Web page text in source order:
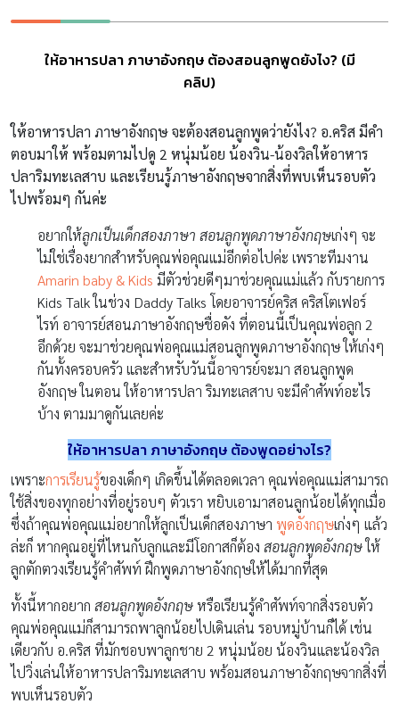
ให้อาหารปลา ภาษาอังกฤษ ต้องสอนลูกพูดยังไง? (มี
คลิป)
ให้อาหารปลา ภาษาอังกฤษ จะต้องสอนลูกพูดว่ายังไง? อ.คริส มีคำ
ตอบมาให้ พร้อมตามไปดู 2 หนุ่มน้อย น้องวิน-น้องวิลให้อาหาร
ปลาริมทะเลสาบ และเรียนรู้ภาษาอังกฤษจากสิ่งที่พบเห็นรอบตัว
ไปพร้อมๆ กันค่ะ
อยากให้ลูกเป็นเด็กสองภาษา สอนลูกพูดภาษาอังกฤษเก่งๆ จะ
ไม่ใช่เรื่องยากสำหรับคุณพ่อคุณแม่อีกต่อไปค่ะ เพราะทีมงาน
Amarin baby & Kids มีตัวช่วยดีๆมาช่วยคุณแม่แล้ว กับรายการ
Kids Talk ในช่วง Daddy Talks โดยอาจารย์คริส คริสโตเฟอร์
ไรท์ อาจารย์สอนภาษาอังกฤษชื่อดัง ที่ตอนนี้เป็นคุณพ่อลูก 2
อีกด้วย จะมาช่วยคุณพ่อคุณแม่สอนลูกพูดภาษาอังกฤษ ให้เก่งๆ
กันทั้งครอบครัว และสำหรับวันนี้อาจารย์จะมา สอนลูกพูด
อังกฤษ ในตอน ให้อาหารปลา ริมทะเลสาบ จะมีคำศัพท์อะไร
บ้าง ตามมาดูกันเลยค่ะ
ให้อาหารปลา ภาษาอังกฤษ ต้องพูดอย่างไร?
เพราะการเรียนรู้ของเด็กๆ เกิดขึ้นได้ตลอดเวลา คุณพ่อคุณแม่สามารถ
ใช้สิ่งของทุกอย่างที่อยู่รอบๆ ตัวเรา หยิบเอามาสอนลูกน้อยได้ทุกเมื่อ
ซึ่งถ้าคุณพ่อคุณแม่อยากให้ลูกเป็นเด็กสองภาษา พูดอังกฤษเก่งๆ แล้ว
ล่ะก็ หากคุณอยู่ที่ไหนกับลูกและมีโอกาสก็ต้อง สอนลูกพูดอังกฤษให้
ลูกตักตวงเรียนรู้คำศัพท์ ฝึกพูดภาษาอังกฤษให้ได้มากที่สุด
ทั้งนี้หากอยาก สอนลูกพูดอังกฤษ หรือเรียนรู้คําศัพท์จากสิ่งรอบตัว
คุณพ่อคุณแม่ก็สามารถพาลูกน้อยไปเดินเล่น รอบหมู่บ้านก็ได้ เช่น
เดียวกับ อ.คริส ที่มักชอบพาลูกชาย 2 หนุ่มน้อย น้องวินและน้องวิล
ไปวิ่งเล่นให้อาหารปลาริมทะเลสาบ พร้อมสอนภาษาอังกฤษจากสิ่งที่
พบเห็นรอบตัว